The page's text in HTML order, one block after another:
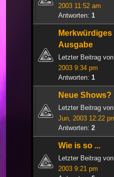
2003 11:52 am
Antworten: 1
Ausgabe
Letzter Beitrag von
2003 9:34 pm
Antworten: 1
Neue Shows?
Letzter Beitrag von
Jun, 2003 12:22
Antworten: 2
Wie is so ...
Letzter Beitrag von
2003 9:21 pm